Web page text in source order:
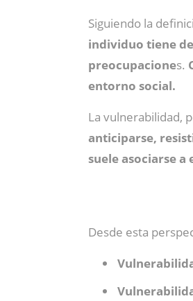
Siguiendo la
individuo tiene
preocupaciones.
entorno social.
La vulnerabilidad,
anticiparse,
suele asociarse
Desde esta